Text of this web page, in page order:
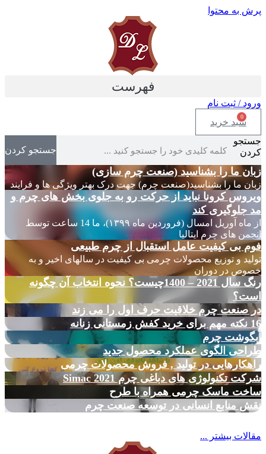
پرش به محتوا
فهرست
ورود / ثبت نام
0
سبد خرید
جستجو
کردن
جستجو کردن
زبان ما را بشناسید (صنعت چرم سازی)
زبان ما را بشناسید(صنعت چرم) جهت درک بهتر ویژگی ها و فرایند
ویروس کرونا نباید از حرکت رو به جلوی بخش های چرم و
مد جلوگیری کند
از ماه آوریل امسال (فروردین ماه ۱۳۹۹)، ما 14 ساعت توسط
انجمن های چرم ایتالیا
فوم بی کیفیت عامل استقبال از چرم طبیعی
تولید و توزیع محصولات چرمی بی کیفیت در سالهای اخیر و به
خصوص در دوران
رنگ سال 2021 – 1400چیست؟ نحوه انتخاب آن چگونه
است؟
در صنعت چرم خلاقیت حرف اول را می زند
16 نکته مهم برای خرید کفش زمستانی زنانه
آبگوشت چرم
طراحی الگوی عملکرد محصول جدید
راهکارهایی در تولید , فروش محصولات چرمی
شرکت تکنولوژی های دباغی چرم Simac 2021
ساخت ماسک چرمی همراه با طرح
نقش منابع انسانی در توسعه صنعت چرم
مقالات بیشتر ...